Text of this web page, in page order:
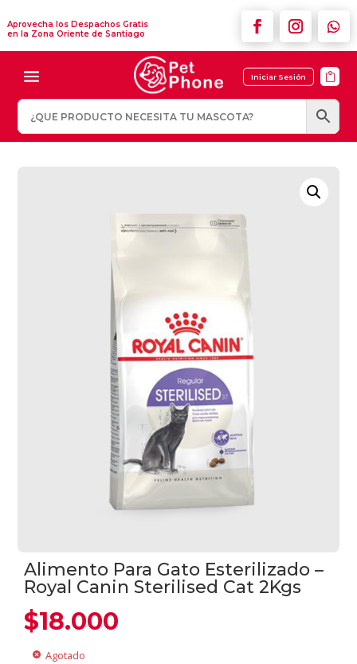
Aprovecha los Despachos Gratis
en la Zona Oriente de Santiago
Iniciar Sesión 
Alimento Para Gato Esterilizado –
Royal Canin Sterilised Cat 2Kgs
$18.000
cancel Agotado